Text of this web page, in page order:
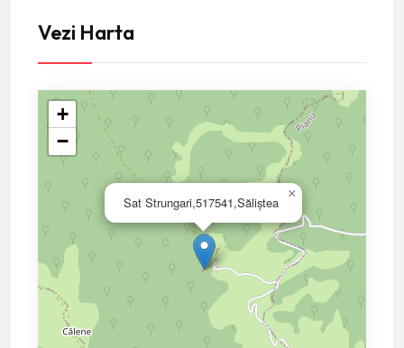
Vezi Harta
Sat Strungari,517541,Săliștea
×
+
−